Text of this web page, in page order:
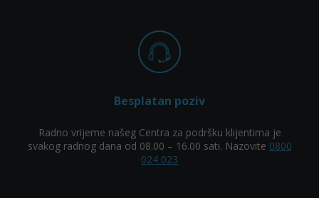
Besplatan poziv
Radno vrijeme našeg Centra za podršku klijentima je
svakog radnog dana od 08.00 – 16.00 sati. Nazovite 0800
024 023